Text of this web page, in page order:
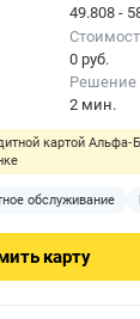
49.808 -
0 руб.
Решение
2 мин.
картой
обслуживание
карту